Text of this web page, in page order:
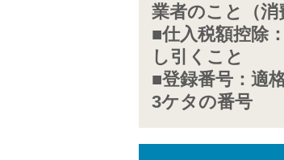
業者のこと（消
■仕入税額控除
し引くこと
■登録番号：適
3ケタの番号